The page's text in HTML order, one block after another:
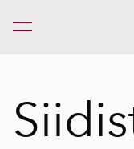
lisati ostukorvi.